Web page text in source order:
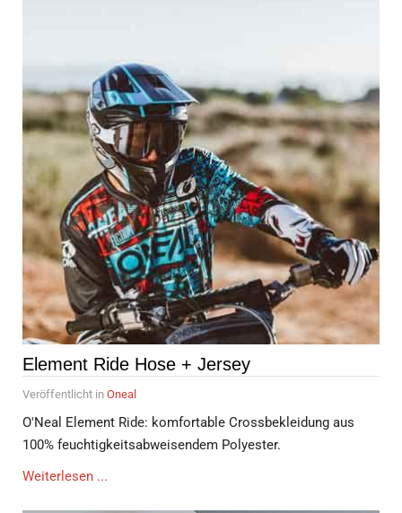
Element Ride Hose + Jersey
Veröffentlicht in Oneal
O'Neal Element Ride: komfortable Crossbekleidung aus
100% feuchtigkeitsabweisendem Polyester.
Weiterlesen ...